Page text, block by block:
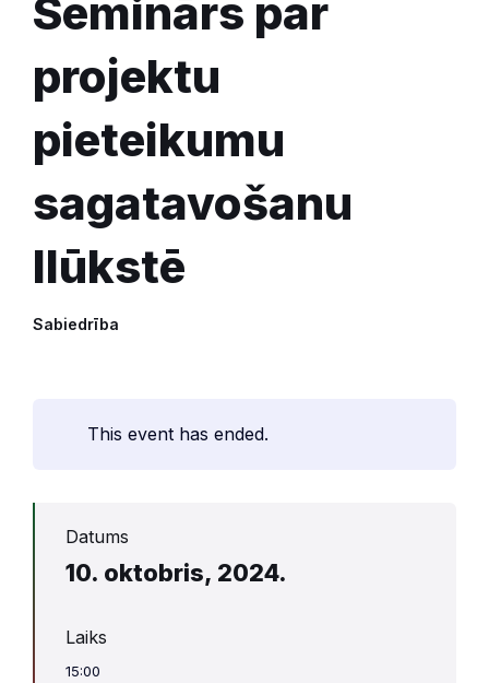
Seminārs par
projektu
pieteikumu
sagatavošanu
Ilūkstē
Sabiedrība
This event has ended.
Datums
10. oktobris, 2024.
Laiks
15:00